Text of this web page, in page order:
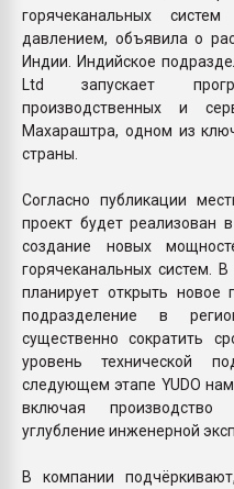
горячеканальных
давлением, объявила о
Индии. Индийское
Ltd запускает
производственных и
Махараштра, одном из
страны.
Согласно публикации
проект будет реализован
создание новых
горячеканальных систем.
планирует открыть новое
подразделение в
существенно сократить
уровень технической
следующем этапе YUDO
включая
углубление инженерной
В компании